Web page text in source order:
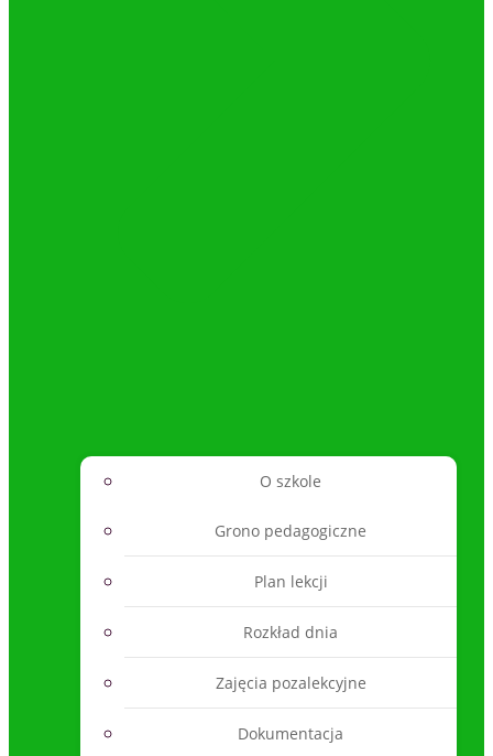
O szkole
Grono pedagogiczne
Plan lekcji
Rozkład dnia
Zajęcia pozalekcyjne
Dokumentacja